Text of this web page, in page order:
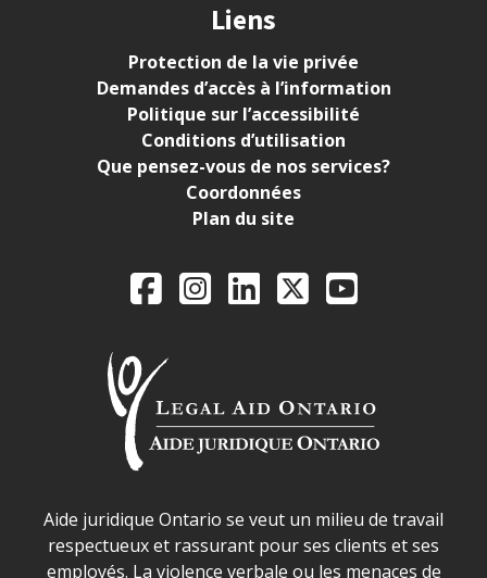
Liens
Protection de la vie privée
Demandes d’accès à l’information
Politique sur l’accessibilité
Conditions d’utilisation
Que pensez-vous de nos services?
Coordonnées
Plan du site
Legal Aid Ontario
FacebookInstagram
LinkedIn
X YouTube
Déclaration sur la sécurité dans les locaux d'AJO.
Aide juridique Ontario se veut un milieu de travail
respectueux et rassurant pour ses clients et ses
employés. La violence verbale ou les menaces de